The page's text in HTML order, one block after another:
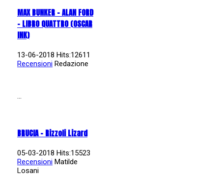
MAX BUNKER – ALAN FORD
– LIBRO QUATTRO (OSCAR
INK)
13-06-2018 Hits:12611
Recensioni Redazione
...
BRUCIA - Rizzoli Lizard
05-03-2018 Hits:15523
Recensioni Matilde
Losani